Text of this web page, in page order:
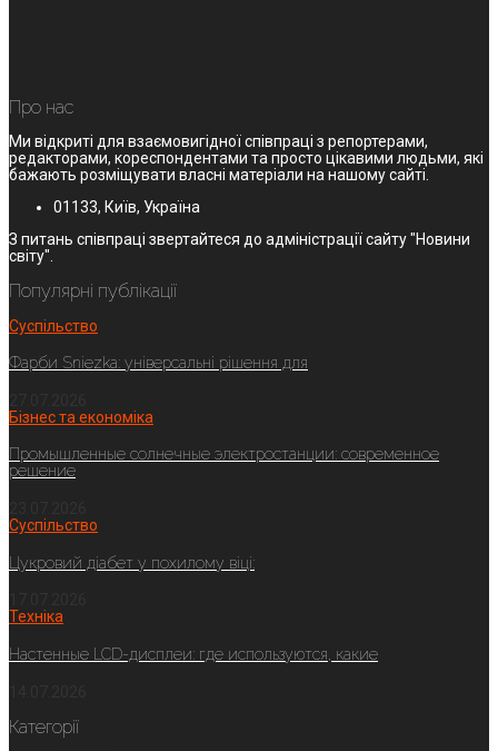
Про нас
Ми відкриті для взаємовигідної співпраці з репортерами,
редакторами, кореспондентами та просто цікавими людьми, які
бажають розміщувати власні матеріали на нашому сайті.
01133, Київ, Україна
З питань співпраці звертайтеся до адміністрації сайту "Новини
світу".
Популярні публікації
Суспільство
Фарби Sniezka: універсальні рішення для
Бізнес та економіка
Промышленные солнечные электростанции: современное
решение
Суспільство
Цукровий діабет у похилому віці:
Техніка
Настенные LCD-дисплеи: где используются, какие
Категорії